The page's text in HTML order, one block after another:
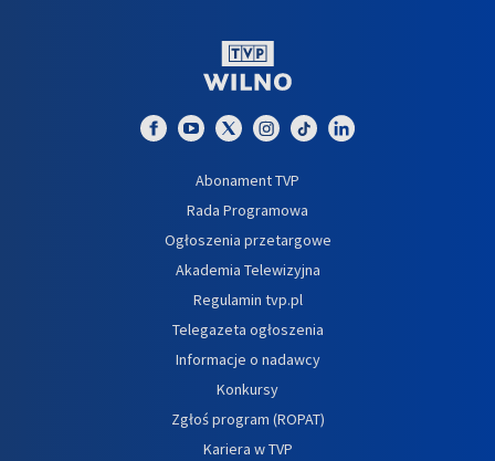
Abonament TVP
Rada Programowa
Ogłoszenia przetargowe
Akademia Telewizyjna
Regulamin tvp.pl
Telegazeta ogłoszenia
Informacje o nadawcy
Konkursy
Zgłoś program (ROPAT)
Kariera w TVP